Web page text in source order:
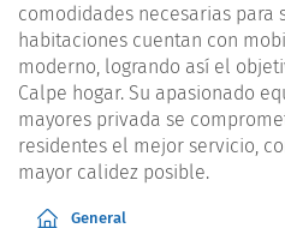
comodidades necesarias para
habitaciones cuentan con
moderno, logrando así el
Calpe hogar. Su apasionado
mayores privada se
residentes el mejor servicio,
mayor calidez posible.
General